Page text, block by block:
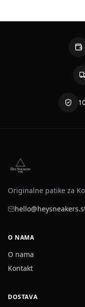
Originalne patike za
O NAMA
O nama
Kontakt
DOSTAVA